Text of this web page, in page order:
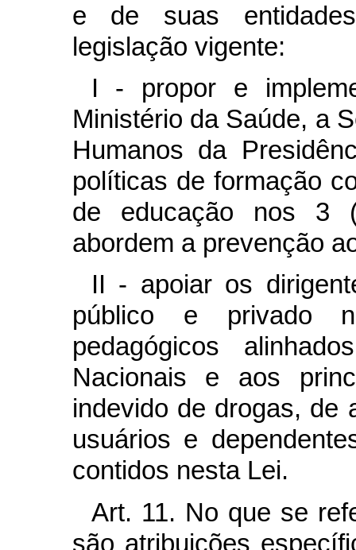
e de suas
legislação vigente:
I - propor e
Ministério da Saúde, a
Humanos da
políticas de formação
de educação nos 3
abordem a prevenção
II - apoiar os
público e privado
pedagógicos
Nacionais e aos
indevido de drogas, de
usuários e
contidos nesta Lei.
Art. 11. No que se
são atribuições